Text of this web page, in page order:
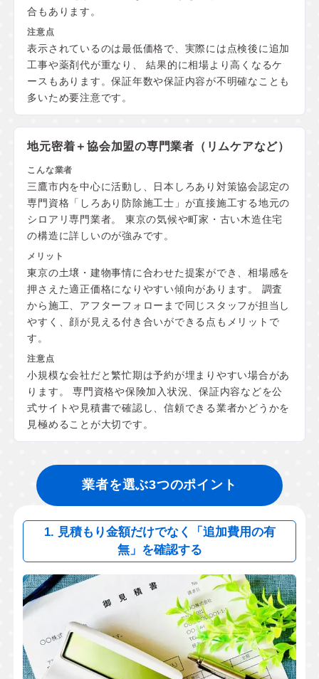
合もあります。
表示されているのは最低価格で、実際には点検後に追加
工事や薬剤代が重なり、 結果的に相場より高くなるケ
ースもあります。保証年数や保証内容が不明確なことも
多いため要注意です。
地元密着＋協会加盟の専門業者（リムケアなど）
三鷹市内を中心に活動し、日本しろあり対策協会認定の
専門資格「しろあり防除施工士」が直接施工する地元の
シロアリ専門業者。 東京の気候や町家・古い木造住宅
の構造に詳しいのが強みです。
東京の土壌・建物事情に合わせた提案ができ、相場感を
押さえた適正価格になりやすい傾向があります。 調査
から施工、アフターフォローまで同じスタッフが担当し
やすく、顔が見える付き合いができる点もメリットで
す。
小規模な会社だと繁忙期は予約が埋まりやすい場合があ
ります。 専門資格や保険加入状況、保証内容などを公
式サイトや見積書で確認し、信頼できる業者かどうかを
見極めることが大切です。
業者を選ぶ3つのポイント
1. 見積もり金額だけでなく「追加費用の有
無」を確認する